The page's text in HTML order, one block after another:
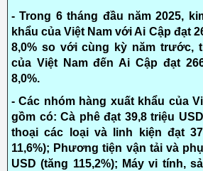
- Trong 6 tháng đầu năm 2025,
khẩu của Việt Nam với Ai Cập đạt
8,0% so với cùng kỳ năm trước,
của Việt Nam đến Ai Cập đạt
8,0%.
- Các nhóm hàng xuất khẩu của
gồm có: Cà phê đạt 39,8 triệu
thoại các loại và linh kiện đạt
11,6%); Phương tiện vận tải và
USD (tăng 115,2%); Máy vi tính,